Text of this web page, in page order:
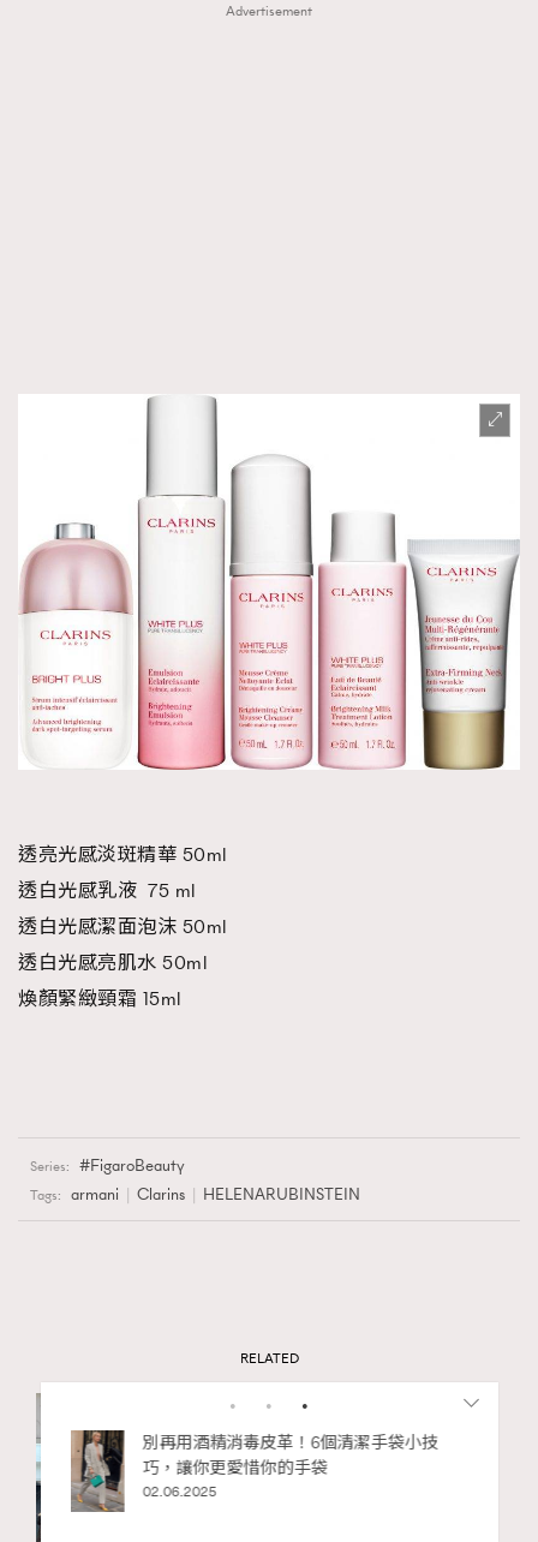
Advertisement
透亮光感淡斑精華 50ml
透白光感乳液 75 ml
透白光感潔面泡沫 50ml
透白光感亮肌水 50ml
煥顏緊緻頸霜 15ml
Series: FigaroBeauty
Tags: armani Clarins HELENARUBINSTEIN
RELATED
Clarins Jurlique
46歲李孝利不曾經歷過容貌焦
慮？維持凍齡全靠這些技巧！
04.11.2025
的顯
別再用酒精消毒皮革！6個清潔手袋小技
巧，讓你更愛惜你的手袋
02.06.2025